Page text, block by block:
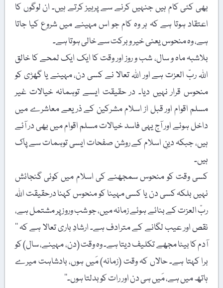
بھی کئی کام ہیں جنہیں کرنے سے پرہیز کرتے ہیں۔ ان لوگوں کا
اعتقاد ہوتا ہے کہ ہر وہ کام جو اس مہینے میں شروع کیا جاتا
ہے، وہ منحوس یعنی خیر و برکت سے خالی ہوتا ہے۔
بلاشبہ ماہ و سال، شب و روز اور وقت کا ایک ایک لمحے کا خالق
اللہ ربّ العزت ہے اور اللہ تعالا نے کسی دن، مہینے یا گھڑی کو
منحوس قرار نہیں دیا۔ در حقیقت ایسے توہمانہ خیالات غیر
مسلم اقوام اور قبل از اسلام مشرکین کے ذریعے معاشرے میں
داخل ہوئے اور آج یہی فاسد خیالات مسلم اقوام میں بھی در آئے
ہیں، جبکہ دینِ اسلام کے روشن صفحات ایسی توہمات سے پاک
ہیں۔
کسی وقت کو منحوس سمجھنے کی اسلام میں کوئی گنجائش
نہیں بلکہ کسی دن یا کسی مہینا کو منحوس کہنا درحقیقت اللہ
ربّ العزت کے بنائے ہوئے زمانہ میں، جو شب وروز پر مشتمل ہے،
نقص اور عیب لگانے کے مترادف ہے۔ ارشادِ باری تعالا ہے کہ ’’
آدم کا بیٹا مجھے تکلیف دیتا ہے۔ وہ وقت (دن، مہینے، سال) کو
برا کہتا ہے۔ حالاں کہ وقت (زمانہ) مَیں ہوں، بادشاہت میرے
ہاتھ میں ہے، مَیں ہی دن اور رات کو بدلتا ہوں۔‘‘